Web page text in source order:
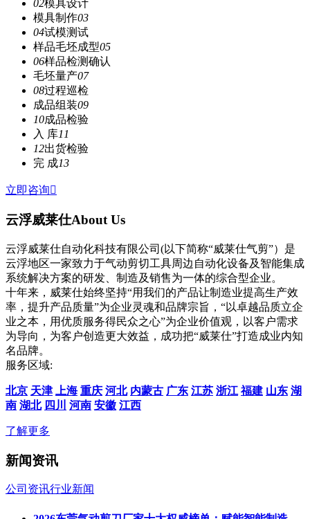
02模具设计
模具制作03
04试模测试
样品毛坯成型05
06样品检测确认
毛坯量产07
08过程巡检
成品组装09
10成品检验
入 库11
12出货检验
完 成13
立即咨询
云浮威莱仕About Us
云浮威莱仕自动化科技有限公司(以下简称“威莱仕气剪”）是
云浮地区一家致力于气动剪切工具周边自动化设备及智能集成
系统解决方案的研发、制造及销售为一体的综合型企业。
十年来，威莱仕始终坚持“用我们的产品让制造业提高生产效
率，提升产品质量”为企业灵魂和品牌宗旨，“以卓越品质立企
业之本，用优质服务得民众之心”为企业价值观，以客户需求
为导向，为客户创造更大效益，成功把“威莱仕”打造成业内知
名品牌。
服务区域:
北京 天津 上海 重庆 河北 内蒙古 广东 江苏 浙江 福建 山东 湖
南 湖北 四川 河南 安徽 江西
了解更多
新闻资讯
公司资讯行业新闻